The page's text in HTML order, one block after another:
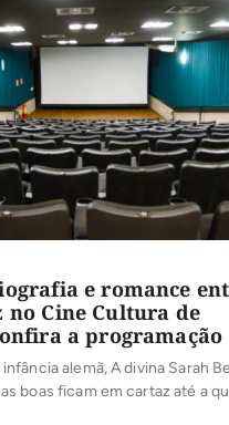
e romance
no Cine Cultura de
a programação
alemã, A divina Sarah
boas ficam em cartaz até a